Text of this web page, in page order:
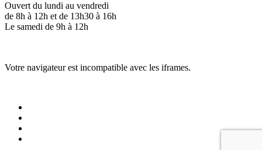
Ouvert du lundi au vendredi
de 8h à 12h et de 13h30 à 16h
Le samedi de 9h à 12h
Votre navigateur est incompatible avec les iframes.